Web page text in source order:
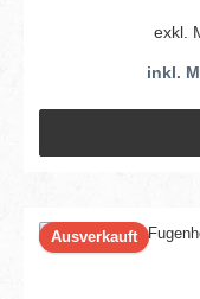
exkl.
inkl.
Ausverkauft